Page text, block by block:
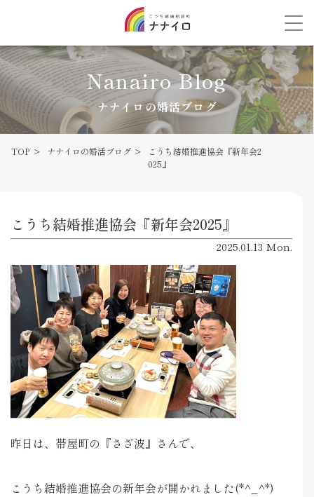
Nanairo Blog
ナナイロの婚活ブログ
TOP ナナイロの婚活ブログ
こうち結婚推進協会『新年会2
025』
こうち結婚推進協会『新年会2025』
2025.01.13 Mon.
昨日は、帯屋町の『さざ波』さんで、
こうち結婚推進協会の新年会が開かれました(*^_^*)